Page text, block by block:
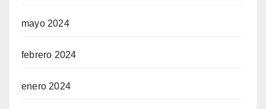
mayo 2024
febrero 2024
enero 2024